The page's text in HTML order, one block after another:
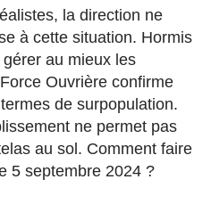
la direction ne
à cette situation. Hormis
au mieux les
Ouvrière confirme
de surpopulation.
ne permet pas
au sol. Comment faire
5 septembre 2024 ?